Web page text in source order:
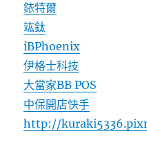
銥特爾
竑鈦
iBPhoenix
伊格士科技
大當家BB POS
中保開店快手
http://